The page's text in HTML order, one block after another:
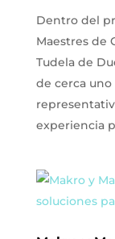
Dentro del
Maestres de
Tudela de
de cerca
experiencia